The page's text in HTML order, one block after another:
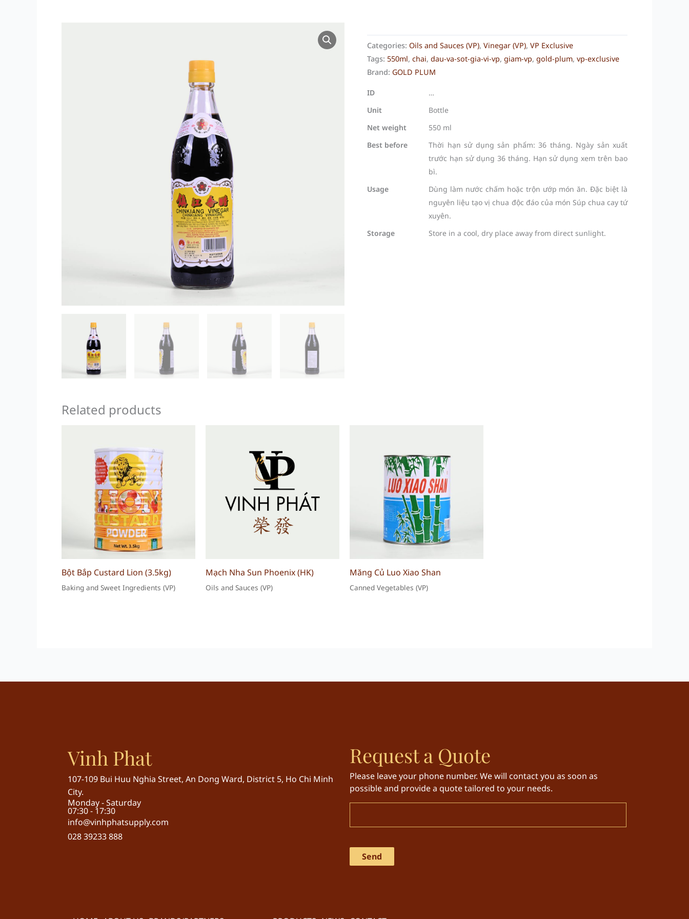
Categories:Oils and Sauces (VP),Vinegar (VP),VP Exclusive
Tags: 550ml,chai,dau-va-sot-gia-vi-vp,giam-vp,gold-plum,vp-exclusive
Brand: GOLD PLUM
ID
…
Unit
Bottle
Net weight
550 ml
Best before
Thời hạn sử dụng sản phẩm: 36 tháng. Ngày sản xuất
trước hạn sử dụng 36 tháng. Hạn sử dụng xem trên bao
bì.
Usage
Dùng làm nước chấm hoặc trộn ướp món ăn. Đặc biệt là
nguyên liệu tạo vị chua độc đáo của món Súp chua cay tứ
xuyên.
Storage
Store in a cool, dry place away from direct sunlight.
Related products
Bột Bắp Custard Lion (3.5kg)
Baking and Sweet Ingredients (VP)
Mạch Nha Sun Phoenix (HK)
Oils and Sauces (VP)
Măng Củ Luo Xiao Shan
Canned Vegetables (VP)
Vinh Phat
107-109 Bui Huu Nghia Street, An Dong Ward, District 5, Ho Chi Minh
City.
Monday - Saturday
07:30 - 17:30
info@vinhphatsupply.com
028 39233 888
Request a Quote
Please leave your phone number. We will contact you as soon as
possible and provide a quote tailored to your needs.